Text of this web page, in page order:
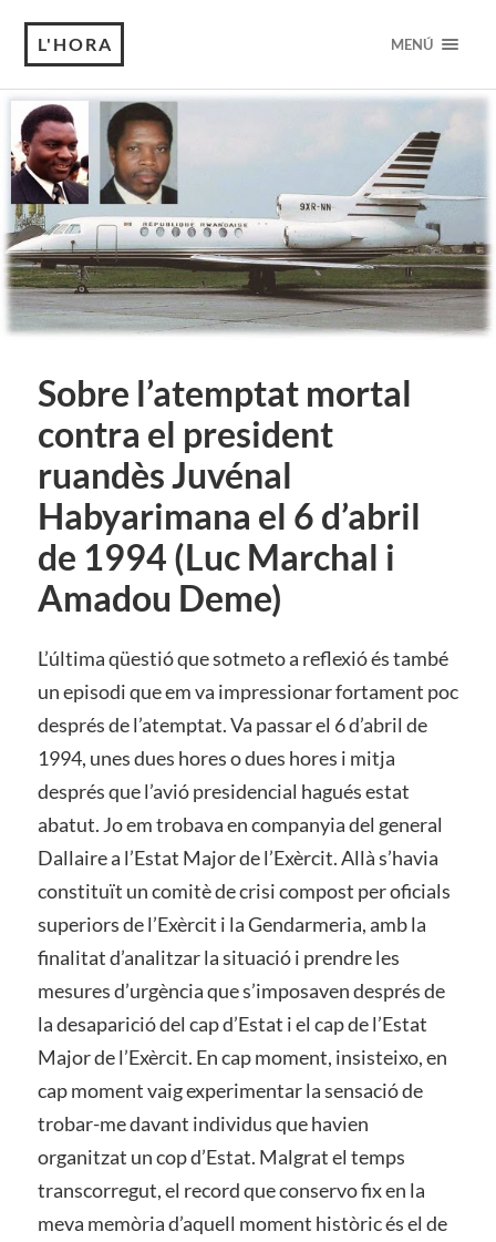
L'HORA MENÚ
Sobre l’atemptat mortal
contra el president
ruandès Juvénal
Habyarimana el 6 d’abril
de 1994 (Luc Marchal i
Amadou Deme)
L’última qüestió que sotmeto a reflexió és també
un episodi que em va impressionar fortament poc
després de l’atemptat. Va passar el 6 d’abril de
1994, unes dues hores o dues hores i mitja
després que l’avió presidencial hagués estat
abatut. Jo em trobava en companyia del general
Dallaire a l’Estat Major de l’Exèrcit. Allà s’havia
constituït un comitè de crisi compost per oficials
superiors de l’Exèrcit i la Gendarmeria, amb la
finalitat d’analitzar la situació i prendre les
mesures d’urgència que s’imposaven després de
la desaparició del cap d’Estat i el cap de l’Estat
Major de l’Exèrcit. En cap moment, insisteixo, en
cap moment vaig experimentar la sensació de
trobar-me davant individus que havien
organitzat un cop d’Estat. Malgrat el temps
transcorregut, el record que conservo fix en la
meva memòria d’aquell moment històric és el de